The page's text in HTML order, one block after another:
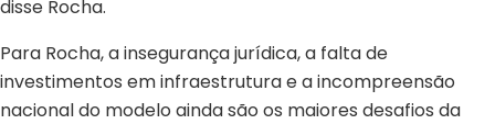
disse Rocha.
Para Rocha, a insegurança jurídica, a falta de
investimentos em infraestrutura e a incompreensão
nacional do modelo ainda são os maiores desafios da